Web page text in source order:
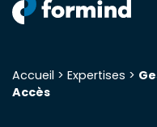
Search for:
Accueil > Expertises >
Accès